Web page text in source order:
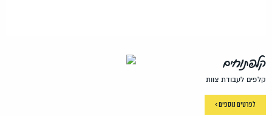
קלפתוחים
קלפים לעבודת צוות
לפרטים נוספים >